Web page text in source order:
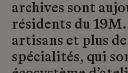
archives sont
résidents du
artisans et plus
spécialités, qui